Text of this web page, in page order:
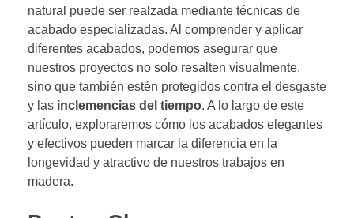
natural puede ser realzada mediante técnicas de
acabado especializadas. Al comprender y aplicar
diferentes acabados, podemos asegurar que
nuestros proyectos no solo resalten visualmente,
sino que también estén protegidos contra el desgaste
y las inclemencias del tiempo. A lo largo de este
artículo, exploraremos cómo los acabados elegantes
y efectivos pueden marcar la diferencia en la
longevidad y atractivo de nuestros trabajos en
madera.